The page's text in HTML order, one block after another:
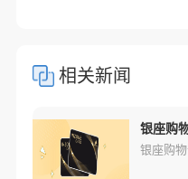
相关新闻
银座购
银座购